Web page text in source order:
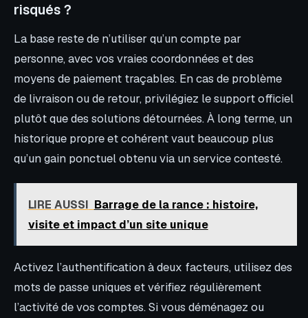
risqués ?
La base reste de n’utiliser qu’un compte par
personne, avec vos vraies coordonnées et des
moyens de paiement traçables. En cas de problème
de livraison ou de retour, privilégiez le support officiel
plutôt que des solutions détournées. À long terme, un
historique propre et cohérent vaut beaucoup plus
qu’un gain ponctuel obtenu via un service contesté.
LIRE AUSSI Barrage de la rance : histoire,
visite et impact d’un site unique
Activez l’authentification à deux facteurs, utilisez des
mots de passe uniques et vérifiez régulièrement
l’activité de vos comptes. Si vous déménagez ou